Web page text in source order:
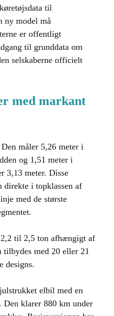
til
ny model må
er offentligt
til grunddata om
selskaberne officielt
med markant
måler 5,26 meter i
og 1,51 meter i
3,13 meter. Disse
direkte i topklassen af
med de største
til 2,5 ton afhængigt af
med 20 eller 21
designs.
elbil med en
Den klarer 880 km under